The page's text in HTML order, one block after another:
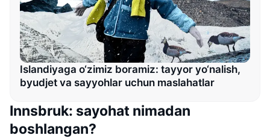
Islandiyaga o‘zimiz boramiz: tayyor yo‘nalish,
byudjet va sayyohlar uchun maslahatlar
Innsbruk: sayohat nimadan
boshlangan?